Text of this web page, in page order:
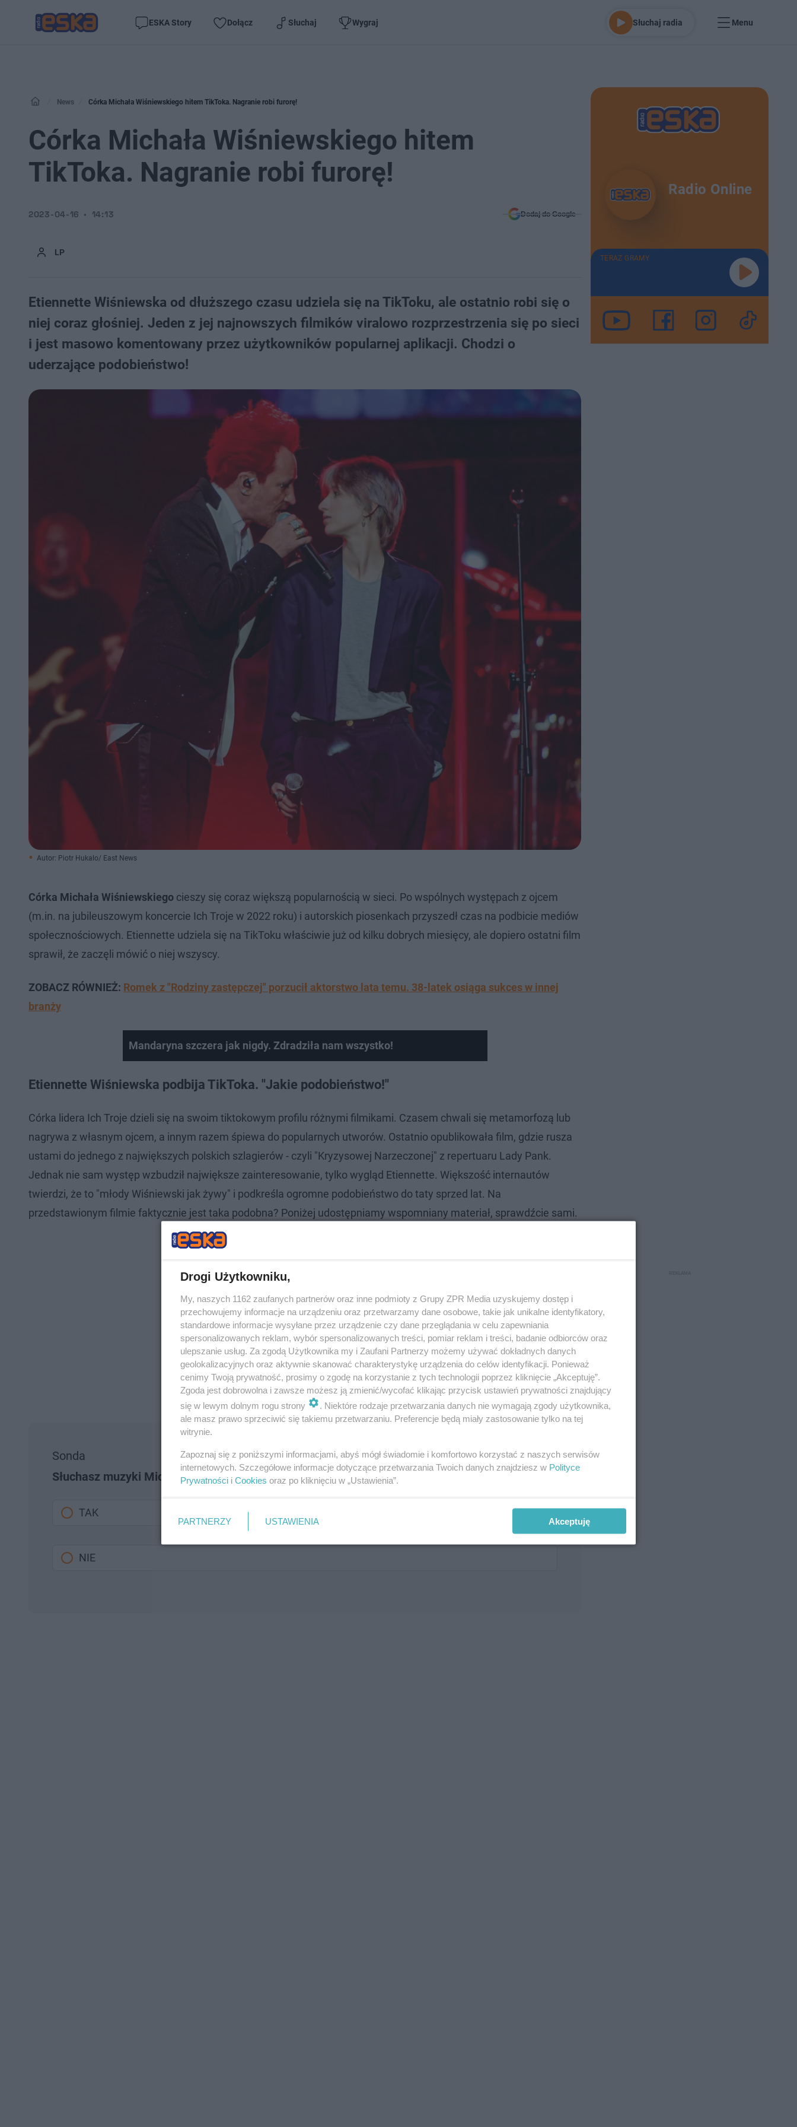
ESKA Story Dołącz Słuchaj Wygraj Słuchaj radia Menu
News Córka Michała Wiśniewskiego hitem TikToka. Nagranie robi furorę!
Córka Michała Wiśniewskiego hitem
TikToka. Nagranie robi furorę!
LP
2023-04-16 14:13 Dodaj do Google
Etiennette Wiśniewska od dłuższego czasu udziela się na TikToku, ale ostatnio robi się o
niej coraz głośniej. Jeden z jej najnowszych filmików viralowo rozprzestrzenia się po sieci
i jest masowo komentowany przez użytkowników popularnej aplikacji. Chodzi o
uderzające podobieństwo!
Autor: Piotr Hukalo/ East News
Córka Michała Wiśniewskiego cieszy się coraz większą popularnością w sieci. Po wspólnych występach z ojcem
(m.in. na jubileuszowym koncercie Ich Troje w 2022 roku) i autorskich piosenkach przyszedł czas na podbicie mediów
społecznościowych. Etiennette udziela się na TikToku właściwie już od kilku dobrych miesięcy, ale dopiero ostatni film
sprawił, że zaczęli mówić o niej wszyscy.
ZOBACZ RÓWNIEŻ: Romek z "Rodziny zastępczej" porzucił aktorstwo lata temu. 38-latek osiąga sukces w innej
branży
Mandaryna szczera jak nigdy. Zdradziła nam wszystko!
Etiennette Wiśniewska podbija TikToka. "Jakie podobieństwo!"
Córka lidera Ich Troje dzieli się na swoim tiktokowym profilu różnymi filmikami. Czasem chwali się metamorfozą lub
nagrywa z własnym ojcem, a innym razem śpiewa do popularnych utworów. Ostatnio opublikowała film, gdzie rusza
ustami do jednego z największych polskich szlagierów - czyli "Kryzysowej Narzeczonej" z repertuaru Lady Pank.
Jednak nie sam występ wzbudził największe zainteresowanie, tylko wygląd Etiennette. Większość internautów
twierdzi, że to "młody Wiśniewski jak żywy" i podkreśla ogromne podobieństwo do taty sprzed lat. Na
przedstawionym filmie faktycznie jest taka podobna? Poniżej udostępniamy wspomniany materiał, sprawdźcie sami.
Sonda
Słuchasz muzyki Michała Wiśniewskiego?
TAK
NIE
Radio Online
TERAZ GRAMY
Drogi Użytkowniku,
My, naszych 1162 zaufanych partnerów oraz inne podmioty z Grupy ZPR Media uzyskujemy dostęp i
przechowujemy informacje na urządzeniu oraz przetwarzamy dane osobowe, takie jak unikalne identyfikatory,
standardowe informacje wysyłane przez urządzenie czy dane przeglądania w celu zapewniania
spersonalizowanych reklam, wybór spersonalizowanych treści, pomiar reklam i treści, badanie odbiorców oraz
ulepszanie usług. Za zgodą Użytkownika my i Zaufani Partnerzy możemy używać dokładnych danych
geolokalizacyjnych oraz aktywnie skanować charakterystykę urządzenia do celów identyfikacji. Ponieważ
cenimy Twoją prywatność, prosimy o zgodę na korzystanie z tych technologii poprzez kliknięcie „Akceptuję”.
Zgoda jest dobrowolna i zawsze możesz ją zmienić/wycofać klikając przycisk ustawień prywatności znajdujący
się w lewym dolnym rogu strony
. Niektóre rodzaje przetwarzania danych nie wymagają zgody użytkownika,
ale masz prawo sprzeciwić się takiemu przetwarzaniu. Preferencje będą miały zastosowanie tylko na tej
witrynie.
Zapoznaj się z poniższymi informacjami, abyś mógł świadomie i komfortowo korzystać z naszych serwisów
internetowych. Szczegółowe informacje dotyczące przetwarzania Twoich danych znajdziesz w Polityce
Prywatności i Cookies oraz po kliknięciu w „Ustawienia”.
PARTNERZY USTAWIENIA Akceptuję